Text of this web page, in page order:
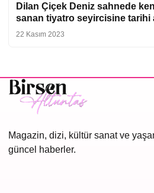
Dilan Çiçek Deniz sahnede
sanan tiyatro seyircisine tarihi
22 Kasım 2023
Magazin, dizi, kültür sanat ve
güncel haberler.